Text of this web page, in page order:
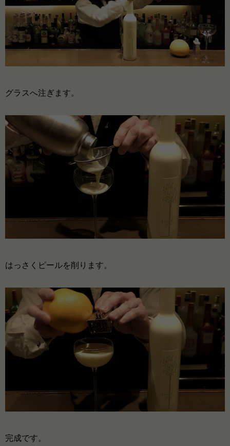
グラスへ注ぎます。
はっさくピールを削ります。
完成です。